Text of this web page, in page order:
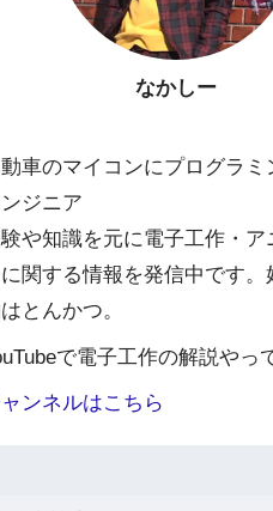
なかしー
車のマイコンにプログラミ
ジニア
や知識を元に電子工作・ア
関する情報を発信中です。
とんかつ。
で電子工作の解説やっ
ンネルはこちら